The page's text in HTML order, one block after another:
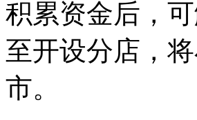
积累资金后，
至开设分店，
市。